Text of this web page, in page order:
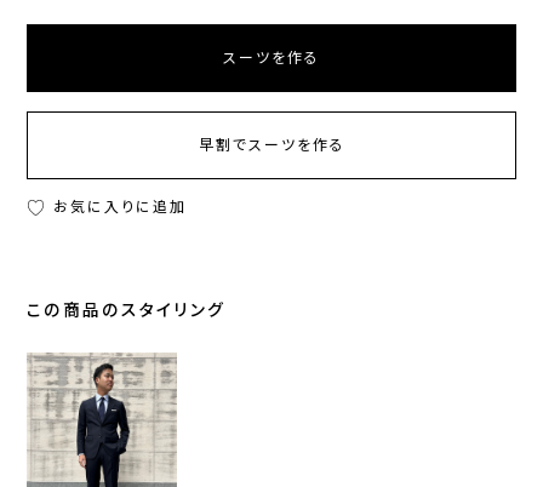
スーツを作る
早割でスーツを作る
お気に入りに追加
この商品のスタイリング